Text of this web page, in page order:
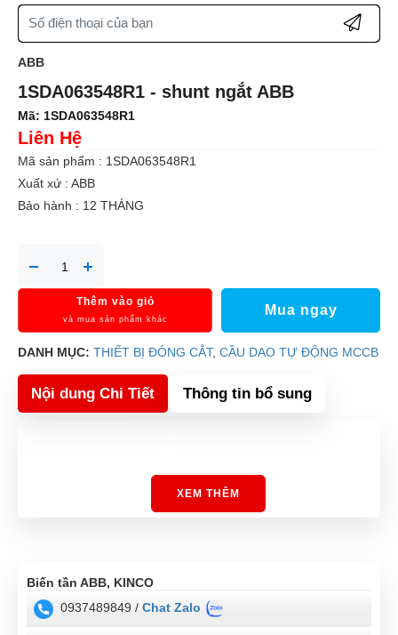
ABB
1SDA063548R1 - shunt ngắt ABB
Mã: 1SDA063548R1
Liên Hệ
Mã sản phẩm : 1SDA063548R1
Xuất xứ : ABB
Bảo hành : 12 THÁNG
Thêm vào giỏ
và mua sản phẩm khác
Mua ngay
DANH MỤC: THIẾT BỊ ĐÓNG CẮT, CẦU DAO TỰ ĐỘNG MCCB
Nội dung Chi Tiết Thông tin bổ sung
XEM THÊM
Biến tần ABB, KINCO
0937489849 / Chat Zalo